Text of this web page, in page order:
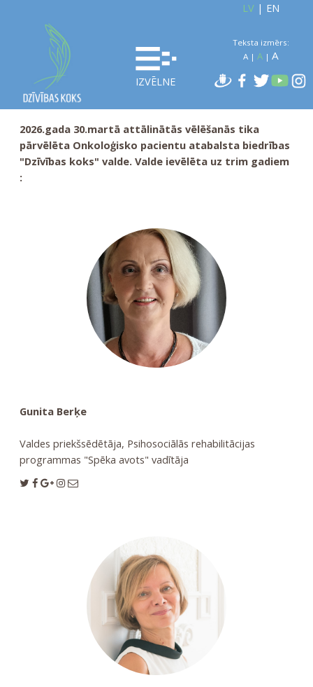
IZVĒLNE
LV| EN
Teksta izmērs:
A| A| A
2026.gada 30.martā attālinātās vēlēšanās tika
pārvēlēta Onkoloģisko pacientu atabalsta biedrības
"Dzīvības koks" valde. Valde ievēlēta uz trim gadiem
:
Gunita Berķe
Valdes priekšsēdētāja, Psihosociālās rehabilitācijas
programmas "Spēka avots" vadītāja